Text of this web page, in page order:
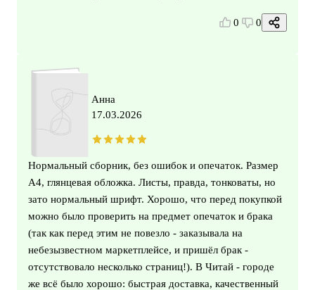
0 0
Анна
17.03.2026
Нормальный сборник, без ошибок и опечаток. Размер
А4, глянцевая обложка. Листы, правда, тонковаты, но
зато нормальный шрифт. Хорошо, что перед покупкой
можно было проверить на предмет опечаток и брака
(так как перед этим не повезло - заказывала на
небезызвестном маркетплейсе, и пришёл брак -
отсутствовало несколько страниц!). В Читай - городе
же всё было хорошо: быстрая доставка, качественный